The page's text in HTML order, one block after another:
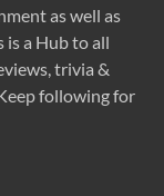
as well as
is a Hub to all
trivia &
following for